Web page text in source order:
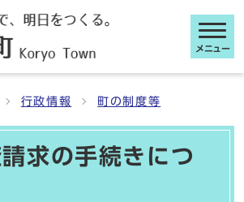
メニュー
行政情報 町の制度等
求の手続きにつ